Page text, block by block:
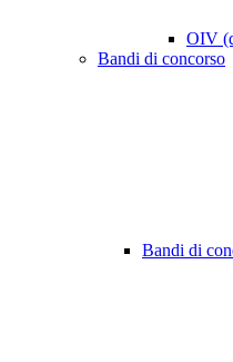
OIV
Bandi di concorso
Bandi di